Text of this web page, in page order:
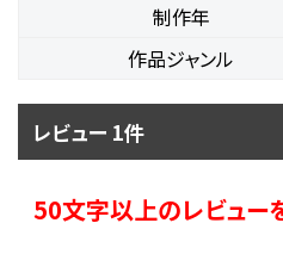
制作年
作品ジャンル
レビュー 1件
50文字以上のレビュー